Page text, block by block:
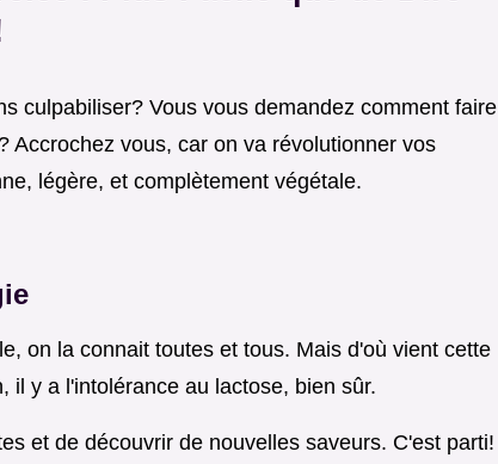
culpabiliser? Vous vous demandez comment faire
Accrochez vous, car on va révolutionner vos
légère, et complètement végétale.
on la connait toutes et tous. Mais d'où vient cette
il y a l'intolérance au lactose, bien sûr.
et de découvrir de nouvelles saveurs. C'est parti!